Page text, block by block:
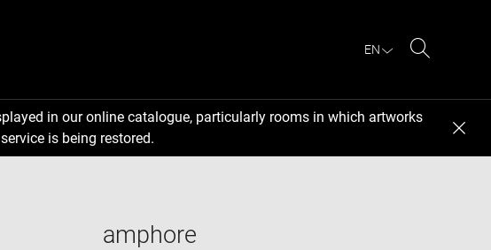
EN
in our online catalogue, particularly rooms in which artworks
is being restored.
amphore